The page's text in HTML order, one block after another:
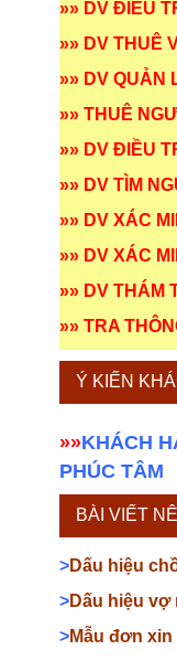
»» DV ĐIỀU
»» DV THUÊ
»» DV QUẢN
»» THUÊ
»» DV ĐIỀU
»» DV TÌM
»» DV XÁC
»» DV XÁC
»» DV THÁM
»» TRA
Ý KIẾN
»»KHÁCH
PHÚC TÂM
BÀI VIẾT
>Dấu hiệu
>Dấu hiệu vợ
>Mẫu đơn